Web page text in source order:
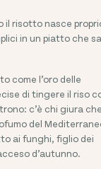
il risotto nasce
in un piatto che
come l’oro delle
di tingere il riso
c’è chi giura
del
ai funghi, figlio dei
d’autunno.